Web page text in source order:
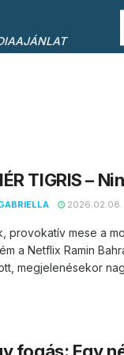
TIGRIS –
2026.02.08.
provokatív mese a
a Netflix Ramin
megjelenésekor